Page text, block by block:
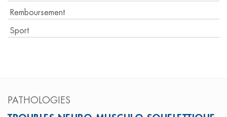
Remboursement
Sport
PATHOLOGIES